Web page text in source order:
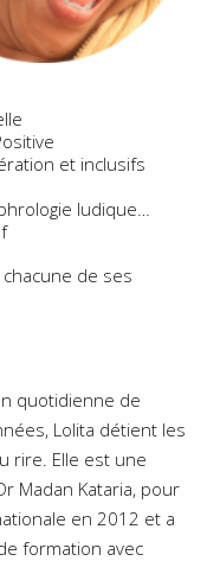
et inclusifs
ludique…
de ses
quotidienne de
Lolita détient les
rire. Elle est une
Madan Kataria, pour
en 2012 et a
formation avec